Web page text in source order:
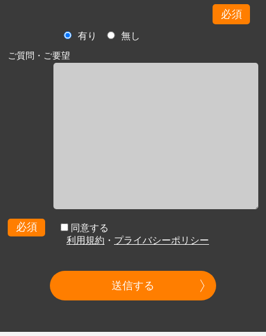
必須
有り
無し
ご質問・ご要望
必須
同意する
利用規約 ・ プライバシーポリシー
送信する